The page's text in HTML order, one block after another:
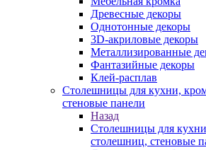
Древесные декоры
Однотонные декоры
3D-акриловые декоры
Металлизированные
Фантазийные декоры
Клей-расплав
Столешницы для кухни,
стеновые панели
Назад
Столешницы для
столешниц, стеновые